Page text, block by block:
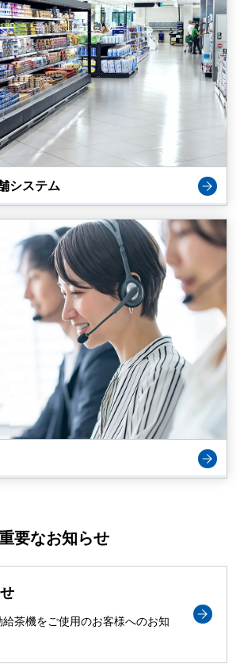
システム
要なお知らせ
茶機をご使用のお客様へのお知